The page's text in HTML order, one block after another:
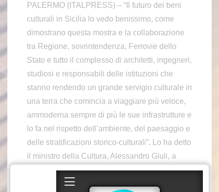
PALERMO (ITALPRESS) – “Il futuro dei beni
culturali in Sicilia lo vedo benissimo, come
dimostrano questa mostra e la collaborazione
tra Regione, sovrintendenza, Ferrovie dello
Stato e tutto il complesso di architetti, ingegneri,
studiosi e responsabili delle istituzioni che
stanno rendendo un grande servigio culturale in
una terra che comincia a viaggiare più veloce,
ammoderna sempre di più le sue infrastrutture e
lo fa nel rispetto dell’ambiente, del paesaggio e
delle stratificazioni storico-culturali”. Lo ha detto
il ministro della Cultura, Alessandro Giuli, a
margine dell’inaugurazione della mostra
“Himera dagli alti dirupi. Un viaggio nella